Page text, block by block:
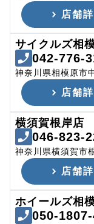
店舗
サイクルズ相
042-776-
神奈川県相模原市
店舗
横須賀根岸店
046-823-
神奈川県横須賀市
店舗
ホイールズ相
050-